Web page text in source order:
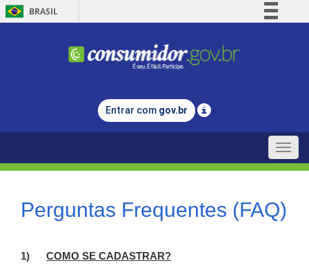
BRASIL
Comunica BR
Legislação
Entrar com gov.br
Toggle
Perguntas Frequentes (FAQ)
1) COMO SE CADASTRAR?